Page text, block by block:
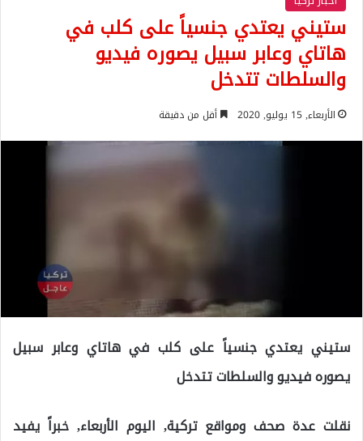
ستيني يعتدي جنسياً على كلب في
هاتاي وعابر سبيل يصوره فيديو
والسلطات تتدخل
الأربعاء, 15 يوليو, 2020 أقل من دقيقة
ستيني يعتدي جنسياً على كلب في هاتاي وعابر سبيل
يصوره فيديو والسلطات تتدخل
نقلت عدة صحف ومواقع تركية, اليوم الأربعاء, خبراً يفيد